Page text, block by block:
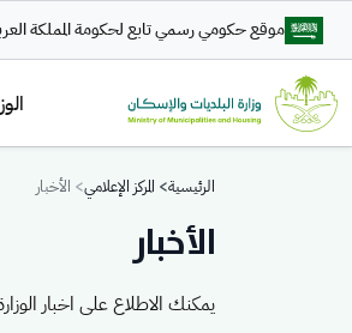
تجاوز إلى المحتوى الرئيسي
موقع حكومي رسمي تابع لحكومة المملكة
الرئيسية المركز الإعلامي الأخبار
الأخبار
يمكنك الاطلاع على اخبار